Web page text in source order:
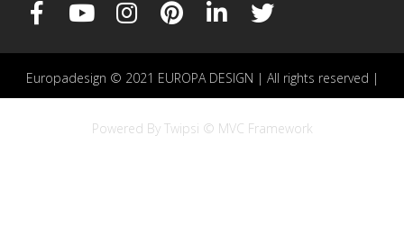
Europadesign © 2021 EUROPA DESIGN | All rights reserved |
Powered By Twipsi © MVC Framework